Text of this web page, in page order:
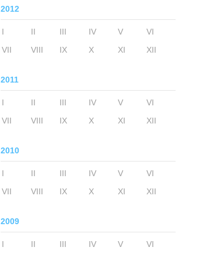
2012
I II III IV V
VI
VII
VIII IX X XI XII
2011
I II III IV V
VI
VII
VIII IX X XI XII
2010
I II III IV V
VI
VII
VIII IX X XI XII
2009
I II III IV V
VI